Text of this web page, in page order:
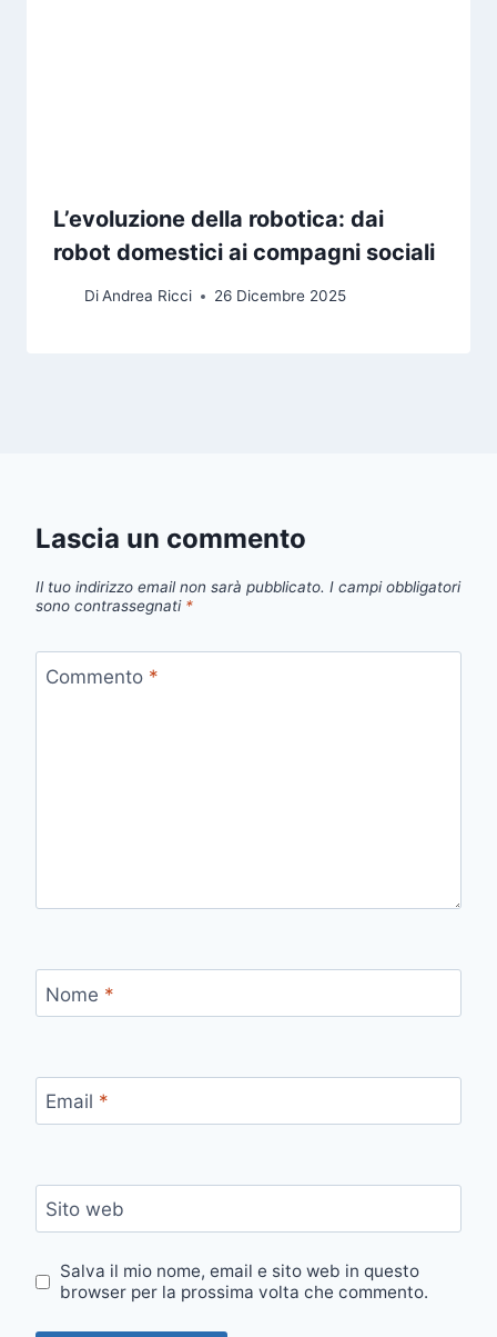
L’evoluzione della robotica: dai
robot domestici ai compagni sociali
DiAndrea Ricci 26 Dicembre 2025
Lascia un commento
Il tuo indirizzo email non sarà pubblicato. I campi obbligatori
sono contrassegnati *
Commento *
Nome *
Email *
Sito web
Salva il mio nome, email e sito web in questo
browser per la prossima volta che commento.